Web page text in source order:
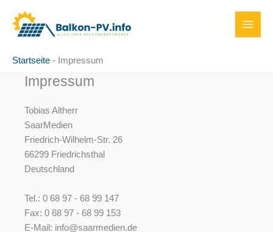
Inhalt
springen
Startseite - Impressum
Impressum
Tobias Altherr
SaarMedien
Friedrich-Wilhelm-Str. 26
66299 Friedrichsthal
Deutschland
Tel.: 0 68 97 - 68 99 147
Fax: 0 68 97 - 68 99 153
E-Mail: info@saarmedien.de